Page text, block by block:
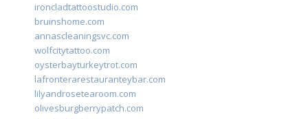
ironcladtattoostudio.com
bruinshome.com
annascleaningsvc.com
wolfcitytattoo.com
oysterbayturkeytrot.com
lafronterarestauranteybar.com
lilyandrosetearoom.com
olivesburgberrypatch.com